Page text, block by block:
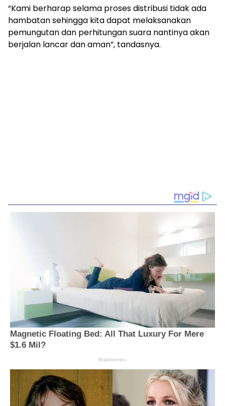
“Kami berharap selama proses distribusi tidak ada
hambatan sehingga kita dapat melaksanakan
pemungutan dan perhitungan suara nantinya akan
berjalan lancar dan aman”, tandasnya.